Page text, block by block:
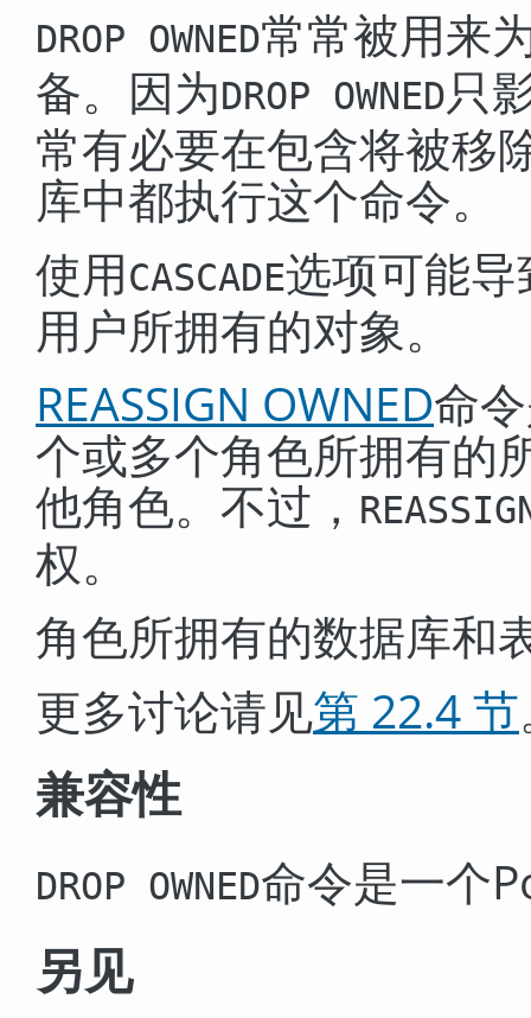
DROP OWNED常常被用来
备。因为DROP OWNED只
常有必要在包含将被移
库中都执行这个命令。
使用CASCADE选项可能
用户所拥有的对象。
REASSIGN OWNED命
个或多个角色所拥有的
他角色。不过，
权。
角色所拥有的数据库和
更多讨论请见第 22.4 节
兼容性
DROP OWNED命令是一个
另见